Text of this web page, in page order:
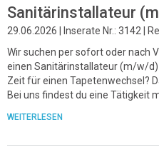
Sanitärinstallateur
29.06.2026 | Inserate Nr.: 3142 |
Wir suchen per sofort oder nach
einen Sanitärinstallateur (m/w/d)
Zeit für einen Tapetenwechsel?
Bei uns findest du eine Tätigkeit
WEITERLESEN